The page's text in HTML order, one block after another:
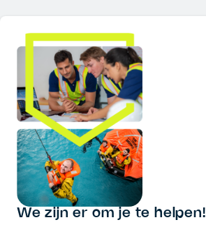
We zijn er om je te helpen!